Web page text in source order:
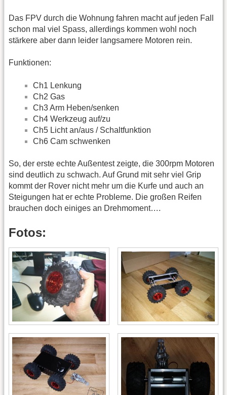
Das FPV durch die Wohnung fahren macht auf jeden Fall
schon mal viel Spass, allerdings kommen wohl noch
stärkere aber dann leider langsamere Motoren rein.
Funktionen:
Ch1 Lenkung
Ch2 Gas
Ch3 Arm Heben/senken
Ch4 Werkzeug auf/zu
Ch5 Licht an/aus / Schaltfunktion
Ch6 Cam schwenken
So, der erste echte Außentest zeigte, die 300rpm Motoren
sind deutlich zu schwach. Auf Grund mit sehr viel Grip
kommt der Rover nicht mehr um die Kurfe und auch an
Steigungen hat er echte Probleme. Die großen Reifen
brauchen doch einiges an Drehmoment….
Fotos: